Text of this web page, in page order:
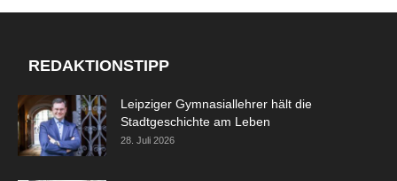
REDAKTIONSTIPP
Leipziger Gymnasiallehrer hält die
Stadtgeschichte am Leben
28. Juli 2026